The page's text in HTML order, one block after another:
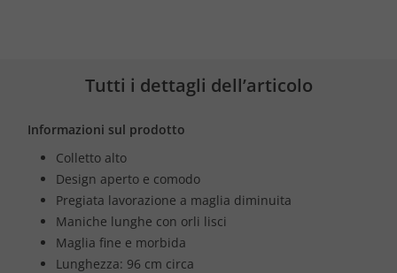
Tutti i dettagli dell’articolo
Informazioni sul prodotto
Colletto alto
Design aperto e comodo
Pregiata lavorazione a maglia diminuita
Maniche lunghe con orli lisci
Maglia fine e morbida
Lunghezza: 96 cm circa